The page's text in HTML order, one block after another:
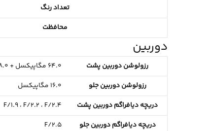
تعداد رنگ
محافظت
دوربین
رزولوشن دوربین پشت
64.0 مگاپیکسل + 8.0 مگاپیکسل + 5.0 مگاپیکسل + 2.0 مگاپیکسل
رزولوشن دوربین جلو
16.0 مگاپیکسل
دریچه دیافراگم دوربین پشت
F/1.9 ، F/2.2 ، F/2.4
دریچه دیافراگم دوربین جلو
F/2.5